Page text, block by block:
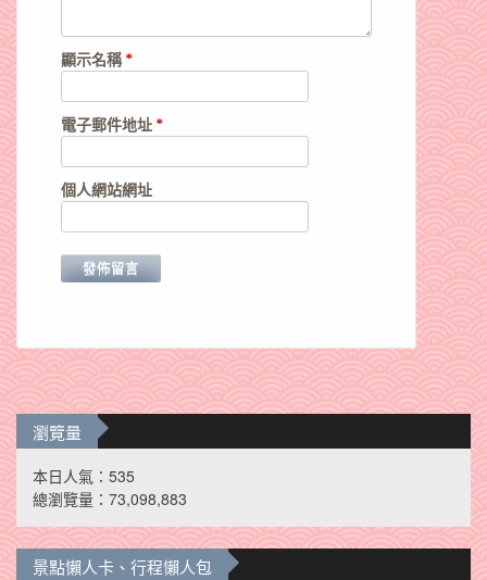
顯示名稱*
電子郵件地址 *
個人網站網址
瀏覽量
本日人氣：535
總瀏覽量：73,098,883
景點懶人卡、行程懶人包